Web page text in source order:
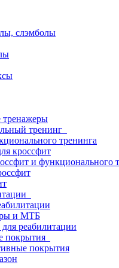
слэмболы
тренинг
тренинга
кроссфит
и функционального
и МТБ
реабилитации
покрытия
покрытия